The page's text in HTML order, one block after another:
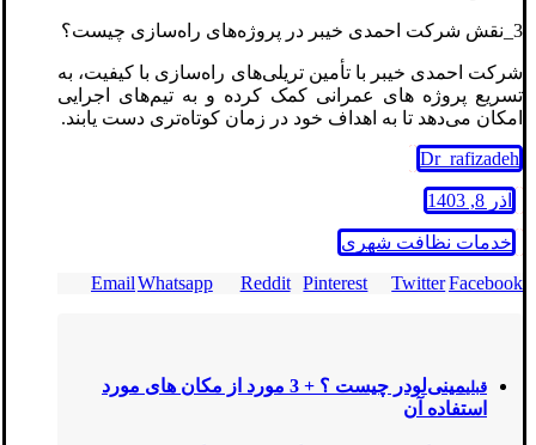
3_نقش شرکت احمدی خیبر در پروژه‌های راه‌سازی چیست؟
شرکت احمدی خیبر با تأمین تریلی‌های راه‌سازی با کیفیت، به
تسریع پروژه‌ های عمرانی کمک کرده و به تیم‌های اجرایی
امکان می‌دهد تا به اهداف خود در زمان کوتاه‌تری دست یابند.
Dr_rafizadeh
آذر 8, 1403
خدمات نظافت شهری
Facebook
Twitter
Pinterest
Reddit
Whatsapp
Email
قبلی
مینی‌لودر چیست ؟ + 3 مورد از مکان های مورد
استفاده آن